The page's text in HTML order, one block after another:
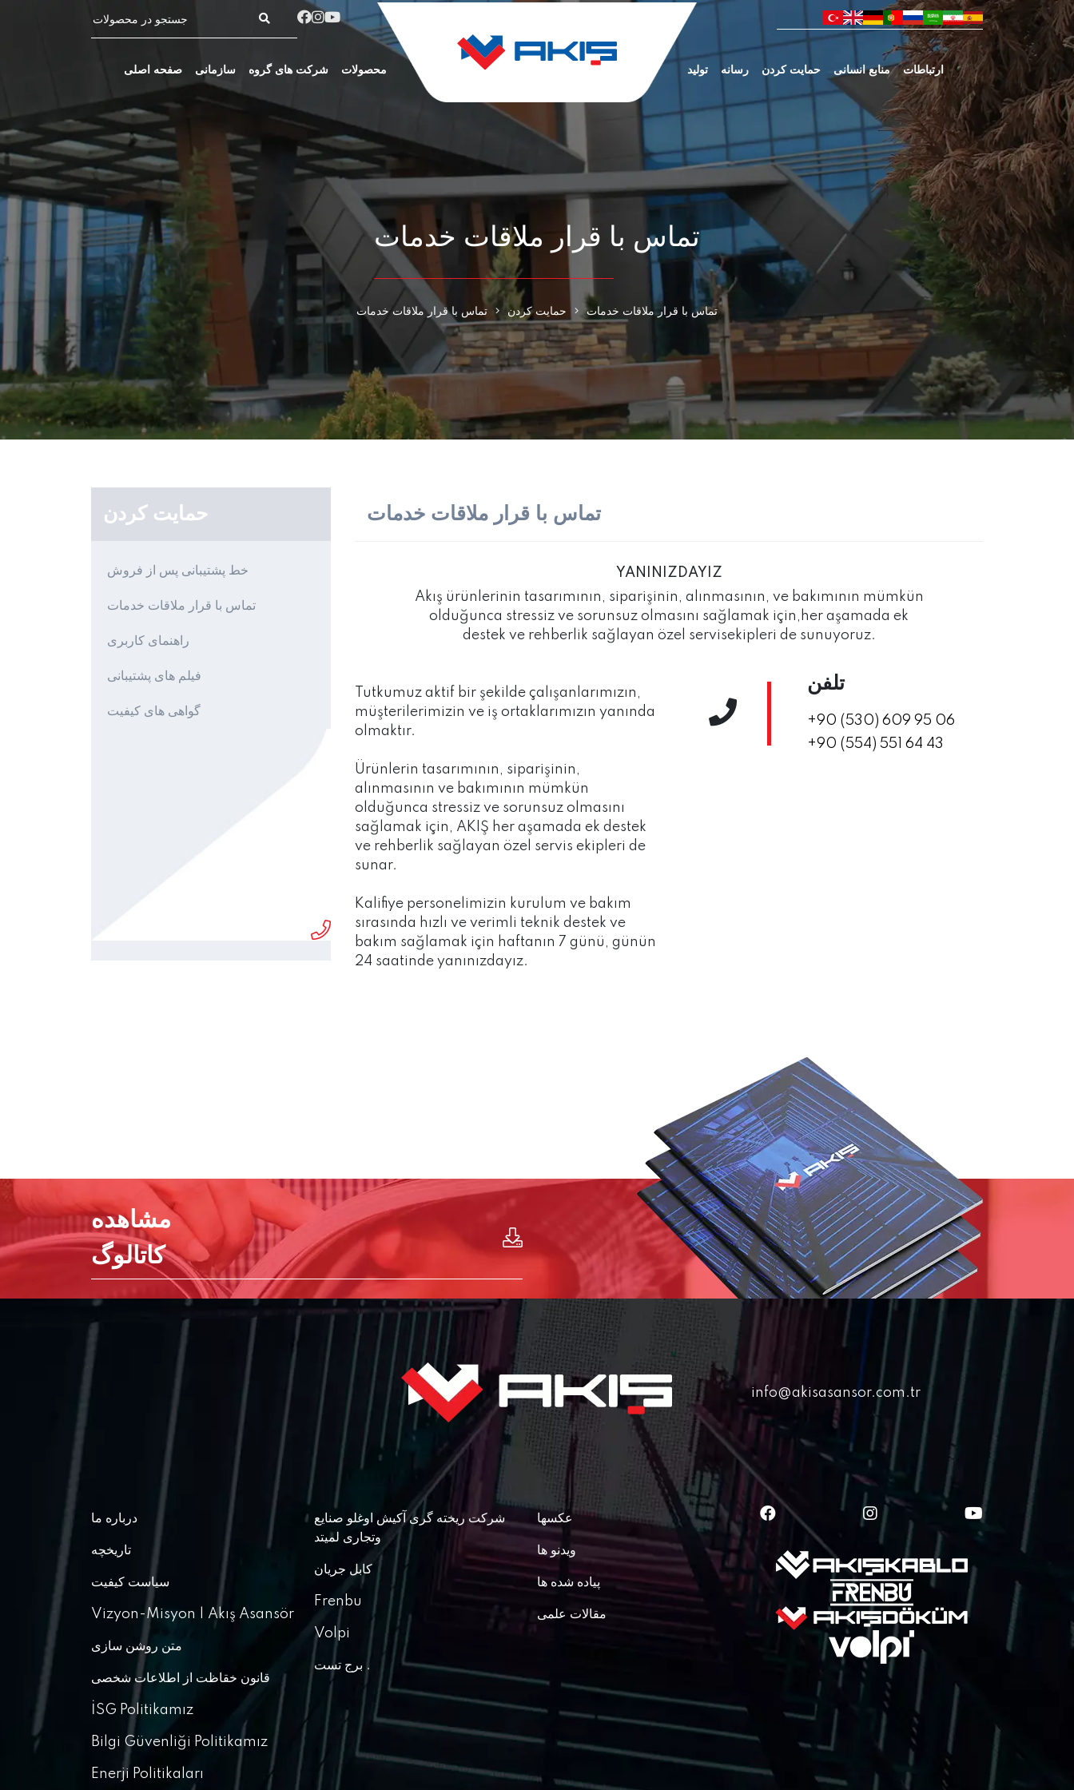
صفحه اصلی سازمانی شرکت های گروه محصولات تولید رسانه حمایت کردن منابع انسانی ارتباطات
تماس با قرار ملاقات خدمات
تماس با قرار ملاقات خدمات حمایت کردن تماس با قرار ملاقات خدمات
حمایت کردن
خط پشتیبانی پس از فروش
تماس با قرار ملاقات خدمات
راهنمای کاربری
فیلم های پشتیبانی
گواهی های کیفیت
تماس با قرار ملاقات خدمات
YANINIZDAYIZ
Akış ürünlerinin tasarımının, siparişinin, alınmasının, ve bakımının mümkün
olduğunca stressiz ve sorunsuz olmasını sağlamak için,her aşamada ek
destek ve rehberlik sağlayan özel servisekipleri de sunuyoruz.
Tutkumuz aktif bir şekilde çalışanlarımızın,
müşterilerimizin ve iş ortaklarımızın yanında
olmaktır.
Ürünlerin tasarımının, siparişinin,
alınmasının ve bakımının mümkün
olduğunca stressiz ve sorunsuz olmasını
sağlamak için, AKIŞ her aşamada ek destek
ve rehberlik sağlayan özel servis ekipleri de
sunar.
Kalifiye personelimizin kurulum ve bakım
sırasında hızlı ve verimli teknik destek ve
bakım sağlamak için haftanın 7 günü, günün
24 saatinde yanınızdayız.
تلفن
+90 (530) 609 95 06
+90 (554) 551 64 43
مشاهده
کاتالوگ
info@akisasansor.com.tr
درباره ما
تاریخچه
سیاست کیفیت
Vizyon-Misyon | Akış Asansör
متن روشن سازی
قانون خقاظت از اطلاعات شخصی
İSG Politikamız
Bilgi Güvenliği Politikamız
Enerji Politikaları
شرکت ریخته گری آکیش اوغلو صنایع
وتجاری لمیتد
کابل جریان
Frenbu
Volpi
برج تست .
عکسها
ویدنو ها
پیاده شده ها
مقالات علمی